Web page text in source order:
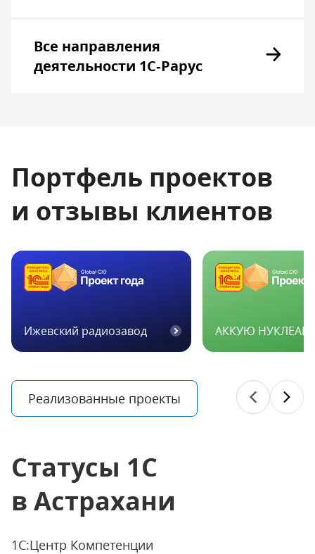
Все направления
деятельности 1С‑Рарус
Портфель проектов
и отзывы клиентов
Ижевский радиозавод АККУЮ НУКЛЕАР
Реализованные проекты
Статусы 1С
в Астрахани
1С:Центр Компетенции